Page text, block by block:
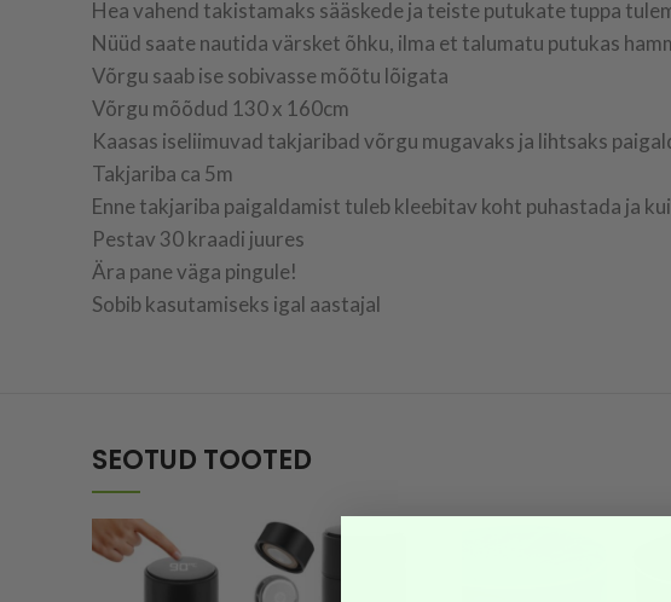
Hea vahend takistamaks sääskede ja teiste putukate tuppa
Nüüd saate nautida värsket õhku, ilma et talumatu putukas
Võrgu saab ise sobivasse mõõtu lõigata
Võrgu mõõdud 130 x 160cm
Kaasas iseliimuvad takjaribad võrgu mugavaks ja lihtsaks
Takjariba ca 5m
Enne takjariba paigaldamist tuleb kleebitav koht puhastada ja
Pestav 30 kraadi juures
Ära pane väga pingule!
Sobib kasutamiseks igal aastajal
SEOTUD TOOTED